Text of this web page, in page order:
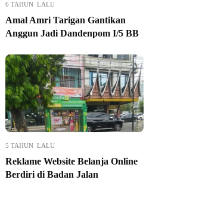
6 TAHUN LALU
Amal Amri Tarigan Gantikan
Anggun Jadi Dandenpom I/5 BB
5 TAHUN LALU
Reklame Website Belanja Online
Berdiri di Badan Jalan